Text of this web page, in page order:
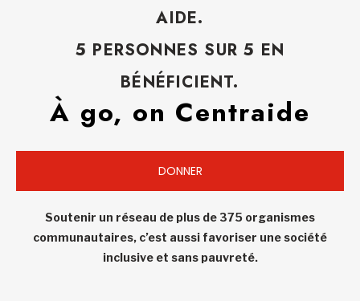
AIDE.
5 PERSONNES SUR 5 EN
BÉNÉFICIENT.
À go, on Centraide
DONNER
Soutenir un réseau de plus de 375 organismes
communautaires, c’est aussi favoriser une société
inclusive et sans pauvreté.